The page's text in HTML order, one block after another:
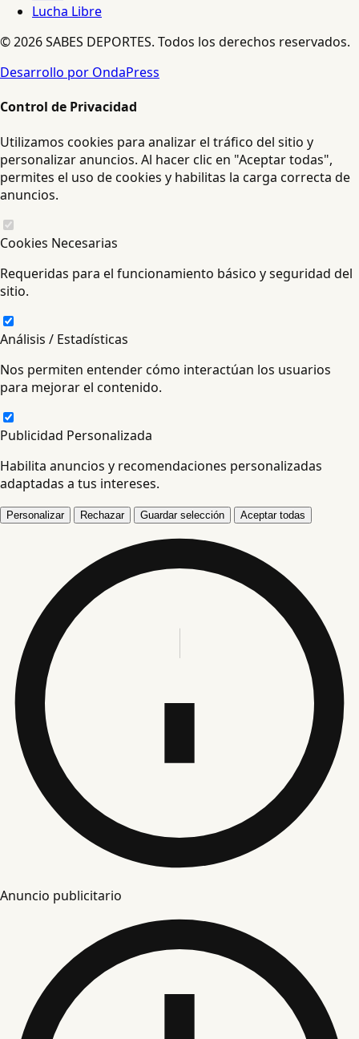
Lucha Libre
© 2026 SABES DEPORTES. Todos los derechos reservados.
Desarrollo por OndaPress
Control de Privacidad
Utilizamos cookies para analizar el tráfico del sitio y
personalizar anuncios. Al hacer clic en "Aceptar todas",
permites el uso de cookies y habilitas la carga correcta de
anuncios.
Cookies Necesarias
Requeridas para el funcionamiento básico y seguridad del
sitio.
Análisis / Estadísticas
Nos permiten entender cómo interactúan los usuarios
para mejorar el contenido.
Publicidad Personalizada
Habilita anuncios y recomendaciones personalizadas
adaptadas a tus intereses.
Personalizar Rechazar Guardar selección Aceptar todas
Anuncio publicitario